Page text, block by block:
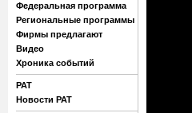
Федеральная программа
Региональные программы
Фирмы предлагают
Видео
Хроника событий
РАТ
Новости РАТ